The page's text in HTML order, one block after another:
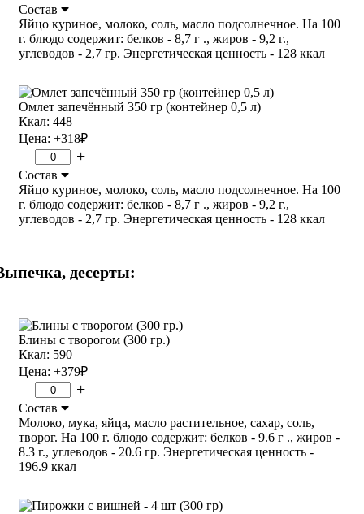
Состав
Яйцо куриное, молоко, соль, масло подсолнечное. На 100
г. блюдо содержит: белков - 8,7 г ., жиров - 9,2 г.,
углеводов - 2,7 гр. Энергетическая ценность - 128 ккал
Омлет запечённый 350 гр (контейнер 0,5 л)
Ккал: 448
Цена: +318₽
– +
Состав
Яйцо куриное, молоко, соль, масло подсолнечное. На 100
г. блюдо содержит: белков - 8,7 г ., жиров - 9,2 г.,
углеводов - 2,7 гр. Энергетическая ценность - 128 ккал
десерты:
Блины с творогом (300 гр.)
Ккал: 590
Цена: +379₽
– +
Состав
Молоко, мука, яйца, масло растительное, сахар, соль,
творог. На 100 г. блюдо содержит: белков - 9.6 г ., жиров -
8.3 г., углеводов - 20.6 гр. Энергетическая ценность -
196.9 ккал